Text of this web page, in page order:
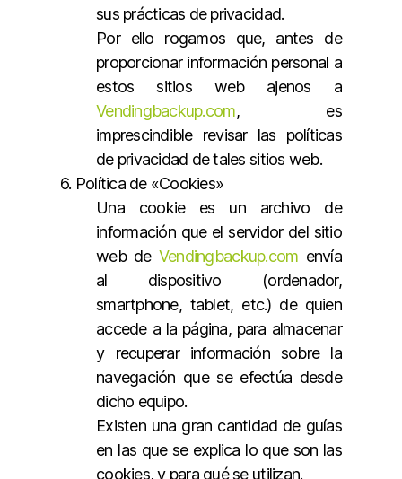
sus prácticas de privacidad.
Por ello rogamos que, antes de
proporcionar información personal a
estos sitios web ajenos a
Vendingbackup.com, es
imprescindible revisar las políticas
de privacidad de tales sitios web.
6. Política de «Cookies»
Una cookie es un archivo de
información que el servidor del sitio
web de Vendingbackup.com envía
al dispositivo (ordenador,
smartphone, tablet, etc.) de quien
accede a la página, para almacenar
y recuperar información sobre la
navegación que se efectúa desde
dicho equipo.
Existen una gran cantidad de guías
en las que se explica lo que son las
cookies, y para qué se utilizan.